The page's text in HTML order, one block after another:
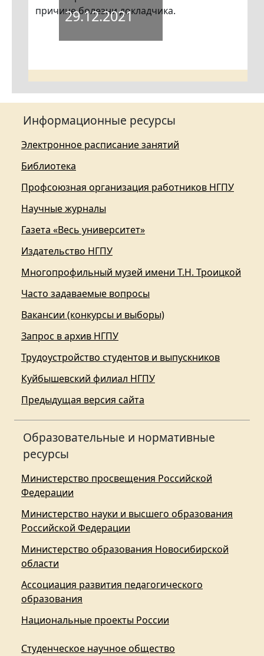
причине болезни докладчика.
29.12.2021
Информационные ресурсы
Электронное расписание занятий
Библиотека
Профсоюзная организация работников НГПУ
Научные журналы
Газета «Весь университет»
Издательство НГПУ
Многопрофильный музей имени Т.Н. Троицкой
Часто задаваемые вопросы
Вакансии (конкурсы и выборы)
Запрос в архив НГПУ
Трудоустройство студентов и выпускников
Куйбышевский филиал НГПУ
Предыдущая версия сайта
Образовательные и нормативные
ресурсы
Министерство просвещения Российской
Федерации
Министерство науки и высшего образования
Российской Федерации
Министерство образования Новосибирской
области
Ассоциация развития педагогического
образования
Национальные проекты России
Студенческое научное общество